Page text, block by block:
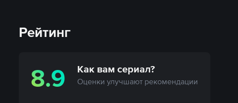
Рейтинг
8.9 Как вам сериал?
Оценки улучшают рекомендации